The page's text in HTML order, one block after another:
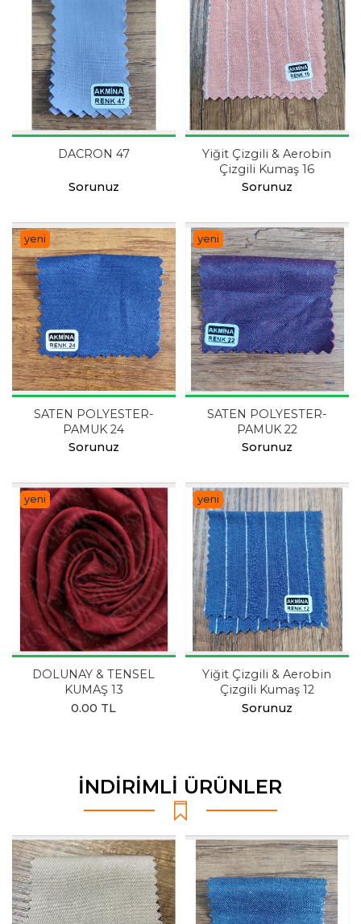
DACRON 47
Sorunuz
Yiğit Çizgili & Aerobin
Çizgili Kumaş 16
Sorunuz
yeni
SATEN POLYESTER-
PAMUK 24
Sorunuz
yeni
SATEN POLYESTER-
PAMUK 22
Sorunuz
yeni
DOLUNAY & TENSEL
KUMAŞ 13
0.00 TL
yeni
Yiğit Çizgili & Aerobin
Çizgili Kumaş 12
Sorunuz
İNDİRİMLİ ÜRÜNLER